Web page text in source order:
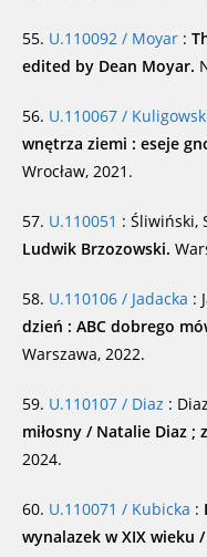
55. U.110092 / Moyar :
edited by Dean Moyar.
56. U.110067 /
wnętrza ziemi : eseje
Wrocław, 2021.
57. U.110051 : Śliwiński,
Ludwik Brzozowski.
58. U.110106 / Jadacka :
dzień : ABC dobrego
Warszawa, 2022.
59. U.110107 / Diaz :
miłosny / Natalie Diaz ;
2024.
60. U.110071 / Kubicka :
wynalazek w XIX wieku